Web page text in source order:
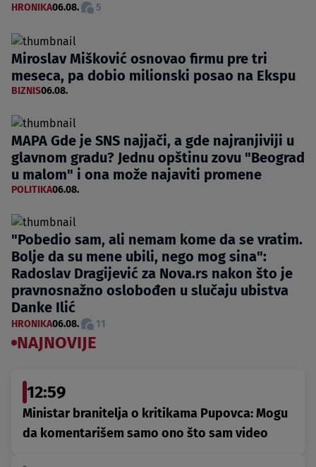
HRONIKA06.08. 5
Miroslav Mišković osnovao firmu pre tri
meseca, pa dobio milionski posao na Ekspu
BIZNIS06.08.
MAPA Gde je SNS najjači, a gde najranjiviji u
glavnom gradu? Jednu opštinu zovu "Beograd
u malom" i ona može najaviti promene
POLITIKA06.08.
"Pobedio sam, ali nemam kome da se vratim.
Bolje da su mene ubili, nego mog sina":
Radoslav Dragijević za Nova.rs nakon što je
pravnosnažno oslobođen u slučaju ubistva
Danke Ilić
HRONIKA06.08. 11
NAJNOVIJE
12:59
Ministar branitelja o kritikama Pupovca: Mogu
da komentarišem samo ono što sam video